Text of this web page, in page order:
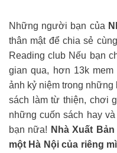
Những người bạn của
thân mật để chia sẻ
Reading club Nếu bạn
gian qua, hơn 13k
ảnh kỷ niệm trong
sách làm từ thiện, chơi
những cuốn sách hay
bạn nữa! Nhà Xuất
một Hà Nội của riêng